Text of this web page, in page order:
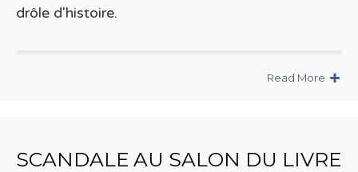
drôle d'histoire.
Read More
SCANDALE AU SALON DU LIVRE